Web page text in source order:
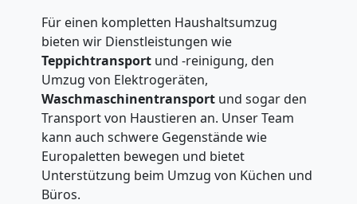
Für einen kompletten Haushaltsumzug
bieten wir Dienstleistungen wie
Teppichtransport und -reinigung, den
Umzug von Elektrogeräten,
Waschmaschinentransport und sogar den
Transport von Haustieren an. Unser Team
kann auch schwere Gegenstände wie
Europaletten bewegen und bietet
Unterstützung beim Umzug von Küchen und
Büros.